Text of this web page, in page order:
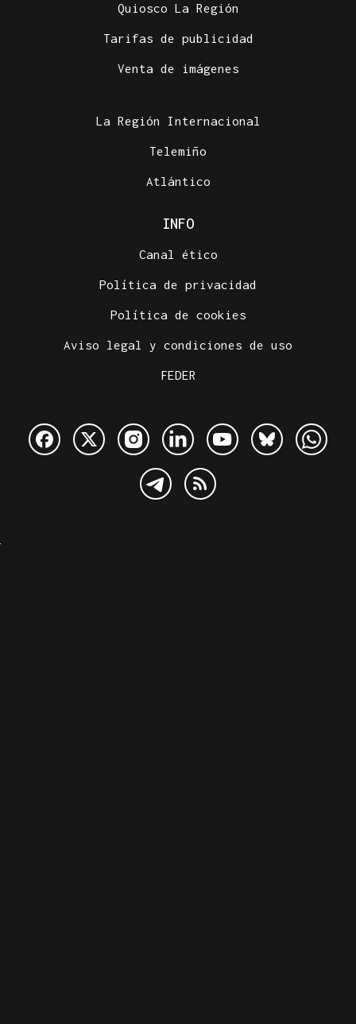
Quiosco La Región
Tarifas de publicidad
Venta de imágenes
La Región Internacional
Telemiño
Atlántico
INFO
Canal ético
Política de privacidad
Política de cookies
Aviso legal y condiciones de uso
FEDER